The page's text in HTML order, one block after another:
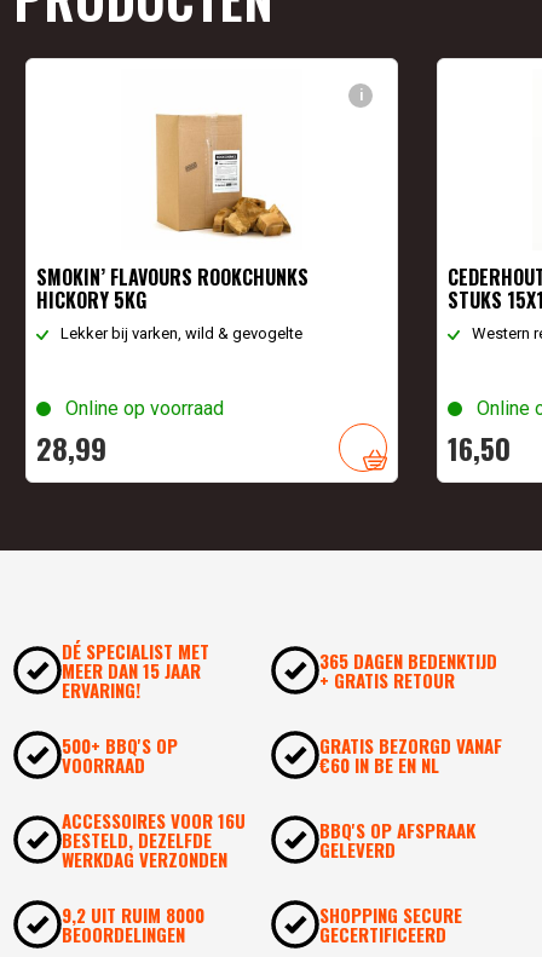
i
SMOKIN’ FLAVOURS ROOKCHUNKS
HICKORY 5KG
Lekker bij varken, wild & gevogelte
Online op voorraad
28,99
STUKS
Western
Online
16,50
DÉ SPECIALIST MET
MEER DAN 15 JAAR
ERVARING!
365 DAGEN BEDENKTIJD
+ GRATIS RETOUR
500+ BBQ'S OP
VOORRAAD
GRATIS BEZORGD VANAF
€60 IN BE EN NL
ACCESSOIRES VOOR 16U
BESTELD, DEZELFDE
WERKDAG VERZONDEN
BBQ'S OP AFSPRAAK
GELEVERD
9,2 UIT RUIM 8000
BEOORDELINGEN
SHOPPING SECURE
GECERTIFICEERD